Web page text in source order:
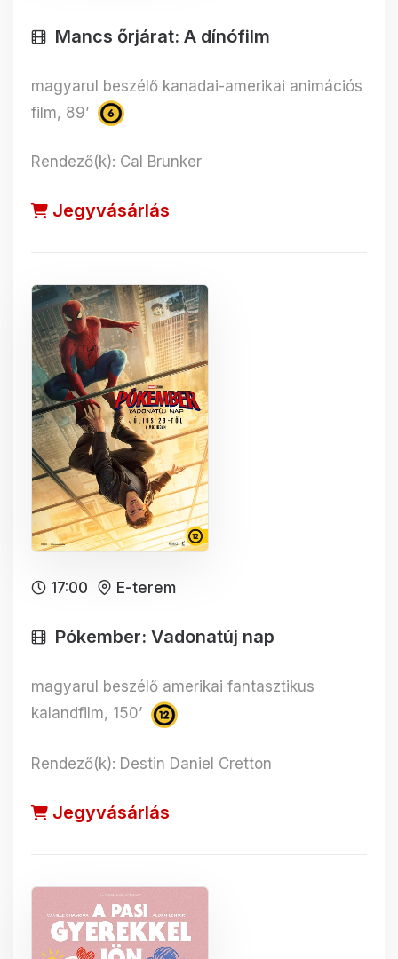
Mancs őrjárat: A dínófilm
magyarul beszélő kanadai-amerikai animációs
film, 89’
Rendező(k): Cal Brunker
Jegyvásárlás
17:00 E-terem
Pókember: Vadonatúj nap
magyarul beszélő amerikai fantasztikus
kalandfilm, 150’
Rendező(k): Destin Daniel Cretton
Jegyvásárlás